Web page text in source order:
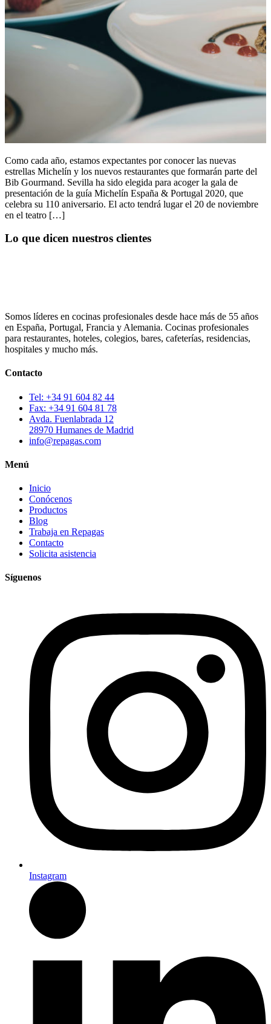
Como cada año, estamos expectantes por conocer las nuevas
estrellas Michelín y los nuevos restaurantes que formarán parte del
Bib Gourmand. Sevilla ha sido elegida para acoger la gala de
presentación de la guía Michelín España & Portugal 2020, que
celebra su 110 aniversario. El acto tendrá lugar el 20 de noviembre
en el teatro […]
Lo que dicen nuestros clientes
Somos líderes en cocinas profesionales desde hace más de 55 años
en España, Portugal, Francia y Alemania. Cocinas profesionales
para restaurantes, hoteles, colegios, bares, cafeterías, residencias,
hospitales y mucho más.
Contacto
Tel: +34 91 604 82 44
Fax: +34 91 604 81 78
Avda. Fuenlabrada 12
28970 Humanes de Madrid
info@repagas.com
Menú
Inicio
Conócenos
Productos
Blog
Trabaja en Repagas
Contacto
Solicita asistencia
Síguenos
Instagram